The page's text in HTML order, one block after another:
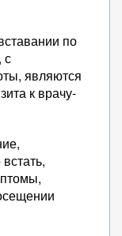
по
с
являются
к врачу-